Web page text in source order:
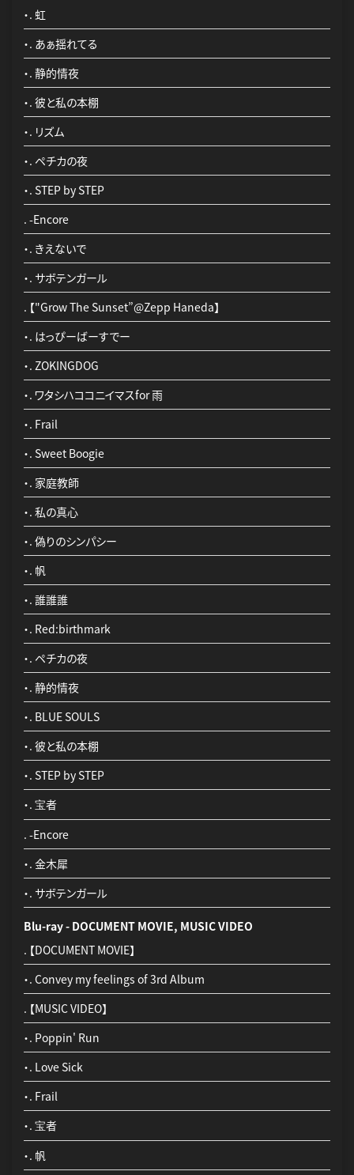
・. 虹
・. あぁ揺れてる
・. 静的情夜
・. 彼と私の本棚
・. リズム
・. ペチカの夜
・. STEP by STEP
. -Encore
・. きえないで
・. サボテンガール
. 【"Grow The Sunset”@Zepp Haneda】
・. はっぴーばーすでー
・. ZOKINGDOG
・. ワタシハココニイマスfor 雨
・. Frail
・. Sweet Boogie
・. 家庭教師
・. 私の真心
・. 偽りのシンパシー
・. 帆
・. 誰誰誰
・. Red:birthmark
・. ペチカの夜
・. 静的情夜
・. BLUE SOULS
・. 彼と私の本棚
・. STEP by STEP
・. 宝者
. -Encore
・. 金木犀
・. サボテンガール
Blu-ray - DOCUMENT MOVIE, MUSIC VIDEO
. 【DOCUMENT MOVIE】
・. Convey my feelings of 3rd Album
. 【MUSIC VIDEO】
・. Poppin' Run
・. Love Sick
・. Frail
・. 宝者
・. 帆
11. 静的情夜
12. 彼と私の本棚
13. リズム
14. ペチカの夜
15. STEP by STEP
. -Encore
16. きえないで
17. サボテンガール
DVD - MUSIC VIDEO
・. Poppin' Run
・. Love Sick
・. Frail
・. 宝者
・. 帆
・. アイコトバ
・. 宝石の日々
・. Red:birthmark